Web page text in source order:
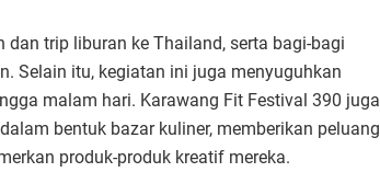
trip liburan ke Thailand, serta bagi-bagi
Selain itu, kegiatan ini juga menyuguhkan
malam hari. Karawang Fit Festival 390 juga
bentuk bazar kuliner, memberikan peluang
produk-produk kreatif mereka.